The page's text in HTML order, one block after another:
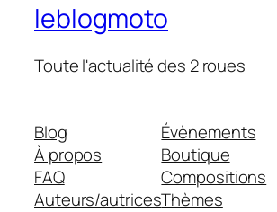
leblogmoto
Toute l'actualité des 2 roues
Blog
À propos
FAQ
Auteurs/autrices
Évènements
Boutique
Compositions
Thèmes